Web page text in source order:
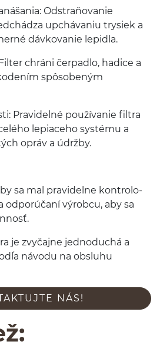
Odstraňo­vanie
upchá­va­niu trysiek a
dávko­vanie lepidla.
chráni čer­padlo, hadice a
spô­sobeným
Pravidelné použí­vanie fil­tra
lep­i­aceho sys­tému a
opráv a údržby.
by sa mal pravidelne kon­trolo­
odporúčaní výrobcu, aby sa
je zvyča­jne jednoduchá a
návodu na obsluhu
NÁS!